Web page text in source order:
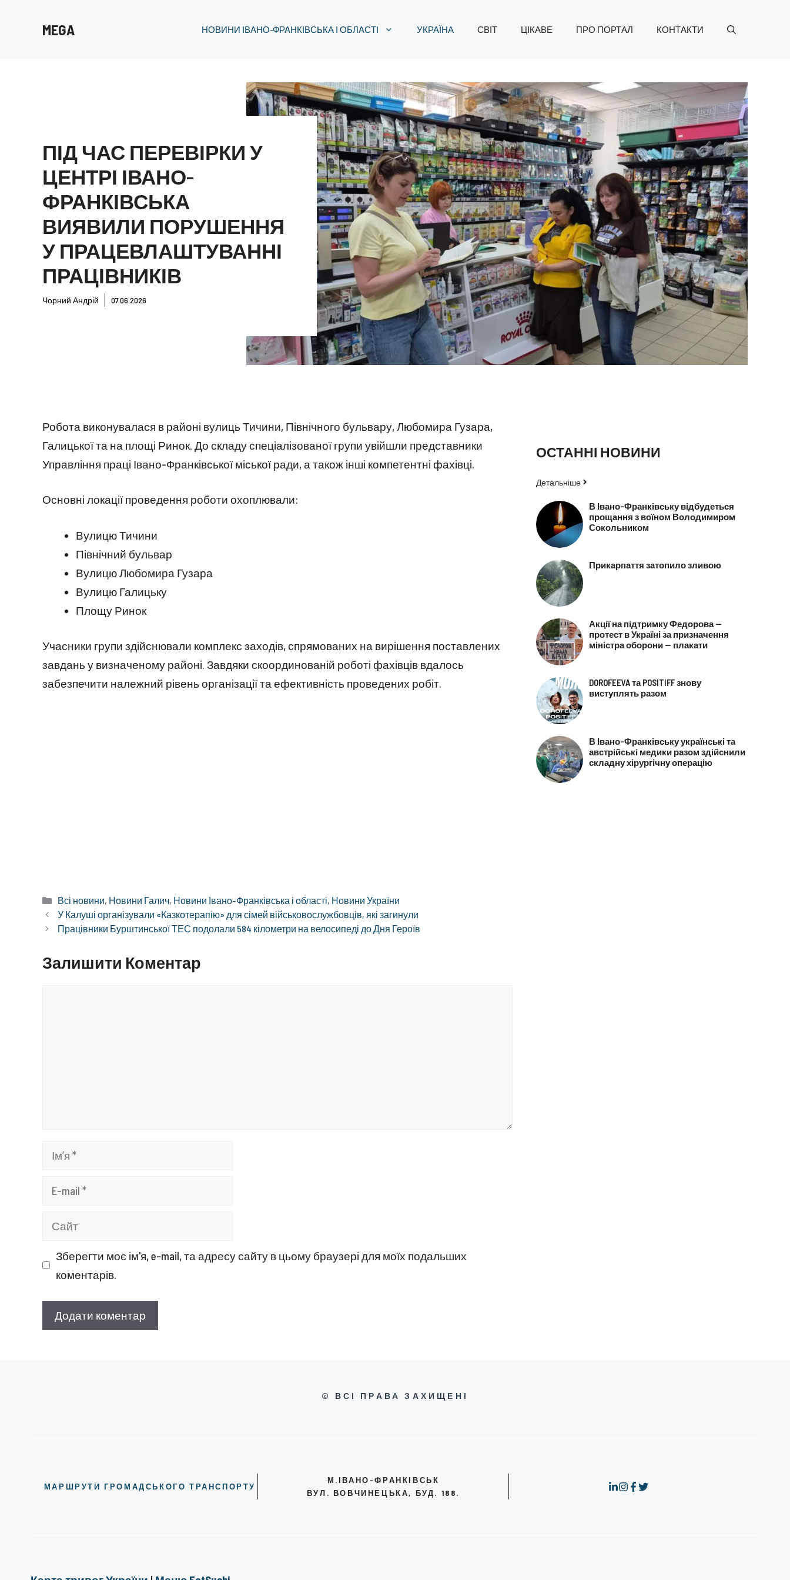
MEGA НОВИНИ ІВАНО-ФРАНКІВСЬКА І ОБЛАСТІ УКРАЇНА СВІТ ЦІКАВЕ ПРО ПОРТАЛ КОНТАКТИ
ПІД ЧАС ПЕРЕВІРКИ У
ЦЕНТРІ ІВАНО-
ФРАНКІВСЬКА
ВИЯВИЛИ ПОРУШЕННЯ
У ПРАЦЕВЛАШТУВАННІ
ПРАЦІВНИКІВ
Чорний Андрій 07.06.2026
Робота виконувалася в районі вулиць Тичини, Північного бульвару, Любомира Гузара,
Галицької та на площі Ринок. До складу спеціалізованої групи увійшли представники
Управління праці Івано-Франківської міської ради, а також інші компетентні фахівці.
Основні локації проведення роботи охоплювали:
Вулицю Тичини
Північний бульвар
Вулицю Любомира Гузара
Вулицю Галицьку
Площу Ринок
Учасники групи здійснювали комплекс заходів, спрямованих на вирішення поставлених
завдань у визначеному районі. Завдяки скоординованій роботі фахівців вдалось
забезпечити належний рівень організації та ефективність проведених робіт.
Категорії
Всі новини, Новини Галич, Новини Івано-Франківська і області, Новини України
У Калуші організували «Казкотерапію» для сімей військовослужбовців, які загинули
Працівники Бурштинської ТЕС подолали 584 кілометри на велосипеді до Дня Героїв
Залишити Коментар
Ім’я
Сайт
Зберегти моє ім'я, e-mail, та адресу сайту в цьому браузері для моїх подальших
коментарів.
ОСТАННІ НОВИНИ
Детальніше
В Івано-Франківську відбудеться
прощання з воїном Володимиром
Сокольником
Прикарпаття затопило зливою
Акції на підтримку Федорова —
протест в Україні за призначення
міністра оборони — плакати
DOROFEEVA та POSITIFF знову
виступлять разом
В Івано-Франківську українські та
австрійські медики разом здійснили
складну хірургічну операцію
© ВСІ ПРАВА ЗАХИЩЕНІ
МАРШРУТИ ГРОМАДСЬКОГО ТРАНСПОРТУ
М.ІВАНО-ФРАНКІВСЬК
ВУЛ. ВОВЧИНЕЦЬКА, БУД. 188.